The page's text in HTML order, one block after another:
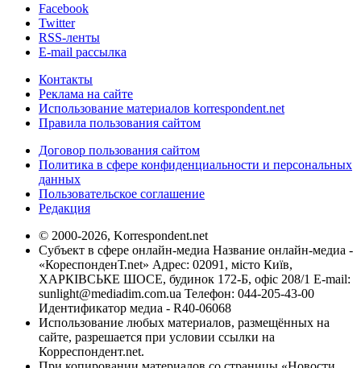
Facebook
Twitter
RSS-ленты
E-mail рассылка
Контакты
Реклама на сайте
Использование материалов korrespondent.net
Правила пользования сайтом
Договор пользования сайтом
Политика в сфере конфиденциальности и персональных
данных
Пользовательское соглашение
Редакция
© 2000-2026, Korrespondent.net
Субъект в сфере онлайн-медиа Название онлайн-медиа -
«КореспонденТ.net» Адрес: 02091, місто Київ,
ХАРКІВСЬКЕ ШОСЕ, будинок 172-Б, офіс 208/1 E-mail:
sunlight@mediadim.com.ua Телефон: 044-205-43-00
Идентификатор медиа - R40-06068
Использование любых материалов, размещённых на
сайте, разрешается при условии ссылки на
Корреспондент.net.